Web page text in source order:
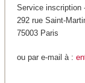
Service inscription
292 rue Saint-
75003 Paris
ou par e-mail à :